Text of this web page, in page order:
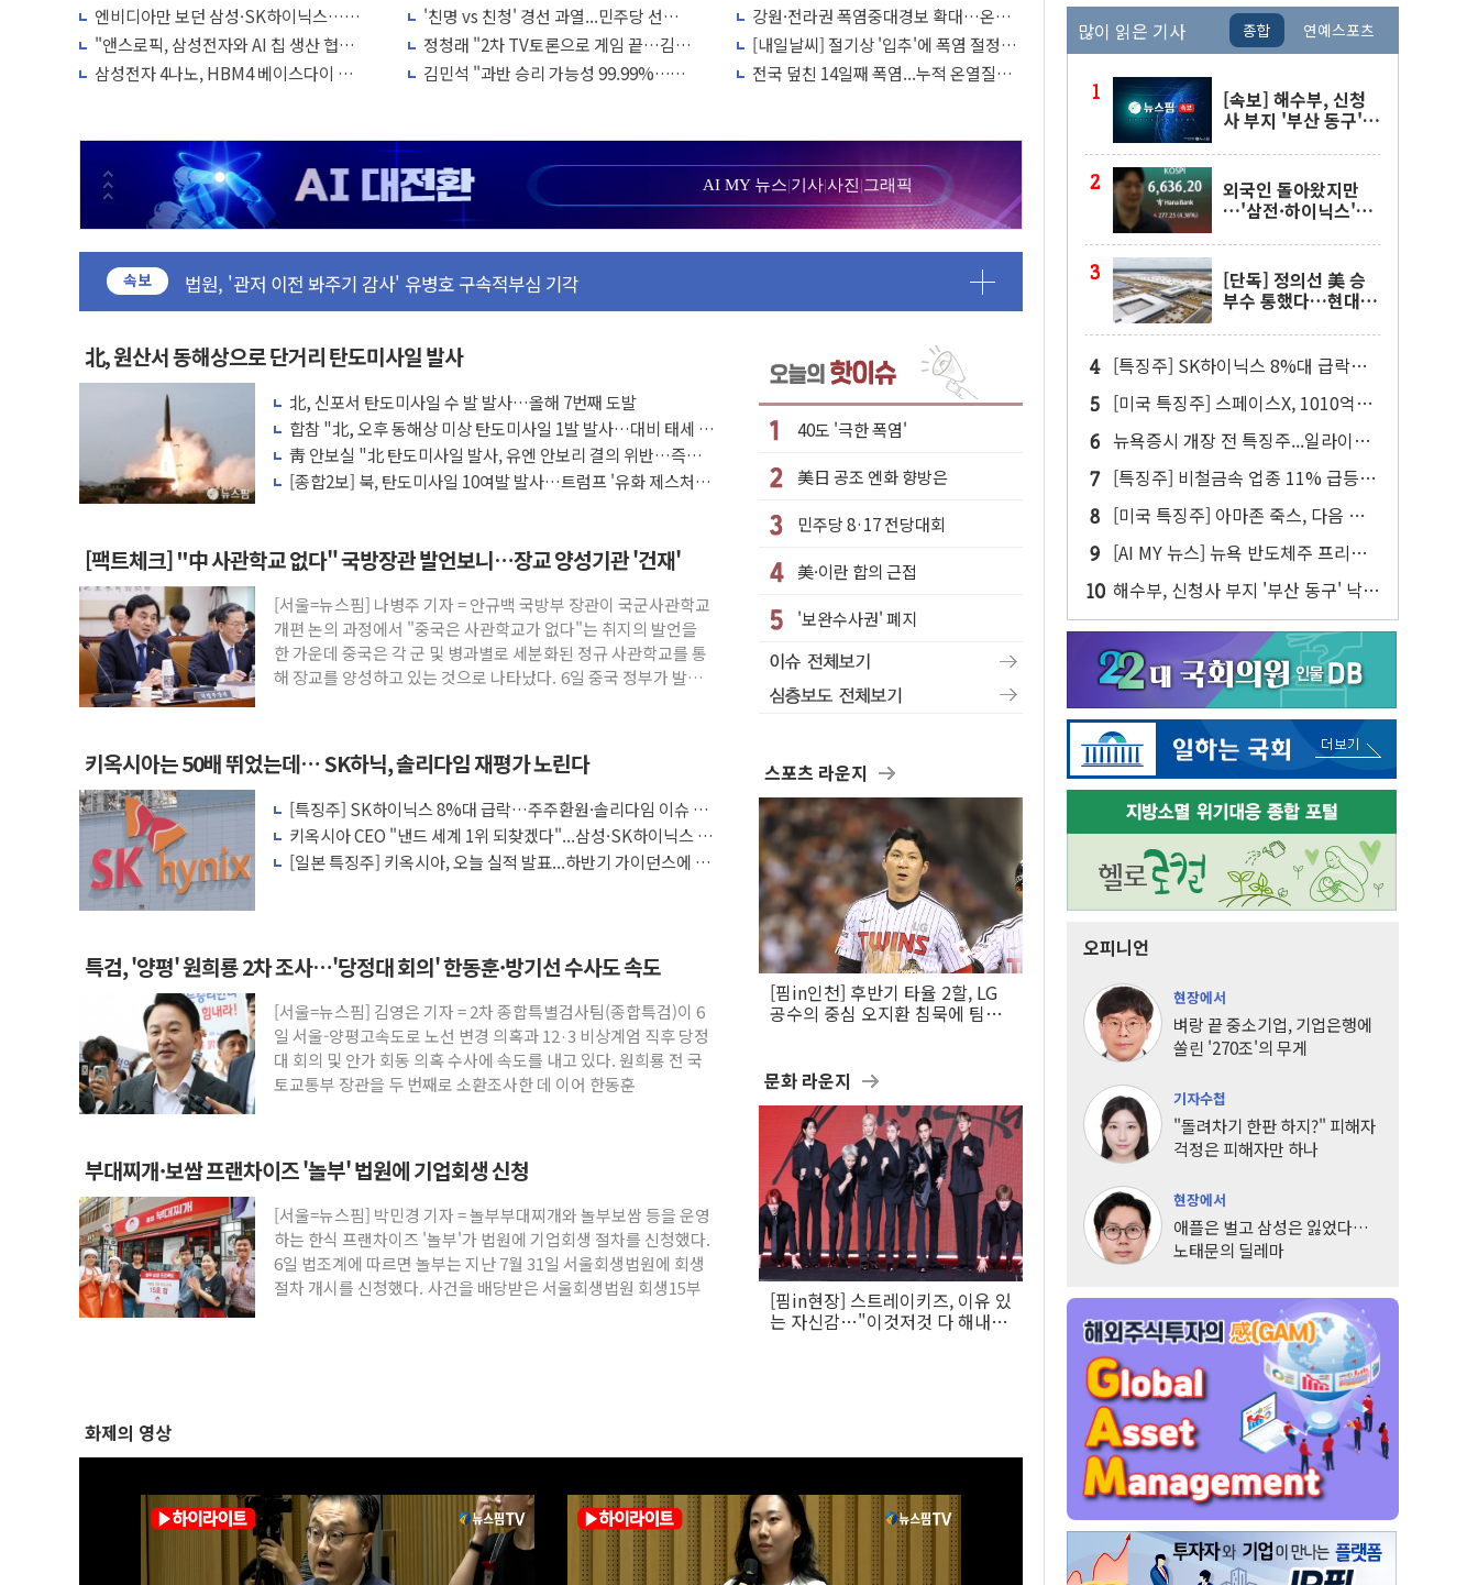
엔비디아만 보던 삼성·SK하이닉스…오
픈AI·앤스로픽과 '직거래'한다
"앤스로픽, 삼성전자와 AI 칩 생산 협력
논의"
삼성전자 4나노, HBM4 베이스다이 적
'친명 vs 친청' 경선 과열...민주당 선관위
"불법 선거운동·방해행위 엄중 제재"
정청래 "2차 TV토론으로 게임 끝…김민
석, 신천지 허위신고에 배신 사과 안 해"
김민석 "과반 승리 가능성 99.99%…정
강원·전라권 폭염중대경보 확대…온열
질환자 2665명·사망 23명
[내일날씨] 절기상 '입추'에 폭염 절정…
서울 한낮 39도
전국 덮친 14일째 폭염...누적 온열질환
AI MY 뉴스|기사|사진 |그래픽
속보
[코인 시황] 비트코인, ETF 자금 유입에도 박스권…美 암호화폐 법안 처리 여부도 변수
[르포] 39도 폭염 속 잠실 개표소 시위 '62일째'..."대부분 여기서 상주"
양주 가전제품 창고서 화재…차량 3대·건물 1동 전소
[2보] 북한, 원산서 동해상 단거리 탄도미사일 발사
종로·중구 오피스 78%가 준공 10년 이상…리뉴얼이 경쟁력 가른다
법원, '관저 이전 봐주기 감사' 유병호 구속적부심 기각
성폭력 피해자 보호단체, 경찰수사개혁위에 보완수사권 폐지 우려 전달
"5.18은 북한 지령" 설교한 목사 불구속 송치
[종합] 특검, '양평' 원희룡 2차 조사…'당정대 회의' 한동훈·방기선 수사도 속도
[내일날씨] 절기상 '입추'에 폭염 절정…서울 한낮 39도
제천 바이오밸리 공장 옥상서 불…30여분 만에 진화
개혁신당 "민주, '盧 수사' 악연으로 형사사법 틀 바꿔…국민 불안감 가중"
AI 연산은 포항, 전력 저장은 영광…지역펀드 9·10호 확정
[속보] 북, 동해상으로 미상 발사체 발사
한국투자증권, 국내 최초 상반기 영업이익 2조 돌파
[IPO] 니어스랩 "피지컬 AI 자율비행 기술로 글로벌 방산 시장 공략"
北, 원산서 동해상으로 단거리 탄도미사일 발사
北, 신포서 탄도미사일 수 발 발사…올해 7번째 도발
합참 "北, 오후 동해상 미상 탄도미사일 1발 발사…대비 태세 유
지 중"
靑 안보실 "北 탄도미사일 발사, 유엔 안보리 결의 위반…즉각
중단 촉구"
[종합2보] 북, 탄도미사일 10여발 발사…트럼프 '유화 제스처'에
[팩트체크] "中 사관학교 없다" 국방장관 발언보니…장교 양성기관 '건재'
[서울=뉴스핌] 나병주 기자 = 안규백 국방부 장관이 국군사관학교
개편 논의 과정에서 "중국은 사관학교가 없다"는 취지의 발언을
한 가운데 중국은 각 군 및 병과별로 세분화된 정규 사관학교를 통
해 장교를 양성하고 있는 것으로 나타났다. 6일 중국 정부가 발표
키옥시아는 50배 뛰었는데… SK하닉, 솔리다임 재평가 노린다
[특징주] SK하이닉스 8%대 급락…주주환원·솔리다임 이슈 부
각
키옥시아 CEO "낸드 세계 1위 되찾겠다"...삼성·SK하이닉스 추
격 선언
[일본 특징주] 키옥시아, 오늘 실적 발표...하반기 가이던스에 쏠
특검, '양평' 원희룡 2차 조사…'당정대 회의' 한동훈·방기선 수사도 속도
[서울=뉴스핌] 김영은 기자 = 2차 종합특별검사팀(종합특검)이 6
일 서울-양평고속도로 노선 변경 의혹과 12·3 비상계엄 직후 당정
대 회의 및 안가 회동 의혹 수사에 속도를 내고 있다. 원희룡 전 국
토교통부 장관을 두 번째로 소환조사한 데 이어 한동훈
부대찌개·보쌈 프랜차이즈 '놀부' 법원에 기업회생 신청
[서울=뉴스핌] 박민경 기자 = 놀부부대찌개와 놀부보쌈 등을 운영
하는 한식 프랜차이즈 '놀부'가 법원에 기업회생 절차를 신청했다.
6일 법조계에 따르면 놀부는 지난 7월 31일 서울회생법원에 회생
절차 개시를 신청했다. 사건을 배당받은 서울회생법원 회생15부
40도 '극한 폭염'
美日 공조 엔화 향방은
민주당 8·17 전당대회
美·이란 합의 근접
'보완수사권' 폐지
스포츠 라운지
[핌in인천] 후반기 타율 2할, LG
공수의 중심 오지환 침묵에 팀도
문화 라운지
[핌in현장] 스트레이키즈, 이유 있
는 자신감…"이것저것 다 해내는
화제의 영상
많이 읽은 기사 종합 연예스포츠
[속보] 해수부, 신청
사 부지 '부산 동구'
외국인 돌아왔지만
…'삼전·하이닉스'는
[단독] 정의선 美 승
부수 통했다…현대차
동
[특징주] SK하이닉스 8%대 급락…
주주환원·솔리다임 이슈 부각
[미국 특징주] 스페이스X, 1010억달
러 락업 해제 앞두고 주가 압박 가중
뉴욕증시 개장 전 특징주...일라이릴
리·아리스타네트웍스·디즈니↑ VS
써클·AMD·핀터레스트↓
[특징주] 비철금속 업종 11% 급등…
구리 가격 상승 전망 부각
[미국 특징주] 아마존 죽스, 다음 주
라스베이거스에서 유료 로보택시 운
행 시작
[AI MY 뉴스] 뉴욕 반도체주 프리뷰...
스페이스X 독점 공급 기대에 엔비디
아↑·AMD는 호실적에도 8%↓
해수부, 신청사 부지 '부산 동구' 낙
점…북항 1단계 재개발 부지에 짓는
다
오피니언
현장에서
벼랑 끝 중소기업, 기업은행에
쏠린 '270조'의 무게
기자수첩
"돌려차기 한판 하지?" 피해자
걱정은 피해자만 하나
현장에서
애플은 벌고 삼성은 잃었다…
노태문의 딜레마